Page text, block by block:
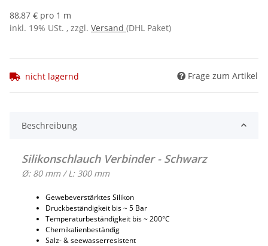
88,87 € pro 1 m
inkl. 19% USt. , zzgl. Versand (DHL Paket)
nicht lagernd Frage zum Artikel
Beschreibung
Silikonschlauch Verbinder - Schwarz
Ø: 80 mm / L: 300 mm
Gewebeverstärktes Silikon
Druckbeständigkeit bis ~ 5 Bar
Temperaturbeständigkeit bis ~ 200°C
Chemikalienbeständig
Salz- & seewasserresistent